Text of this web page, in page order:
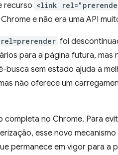
recurso <link
e não era uma API
rel=prerender foi
para a página futura, mas
sem estado ajuda a
não oferece um
no Chrome. Para
esse novo
permanece em vigor para a